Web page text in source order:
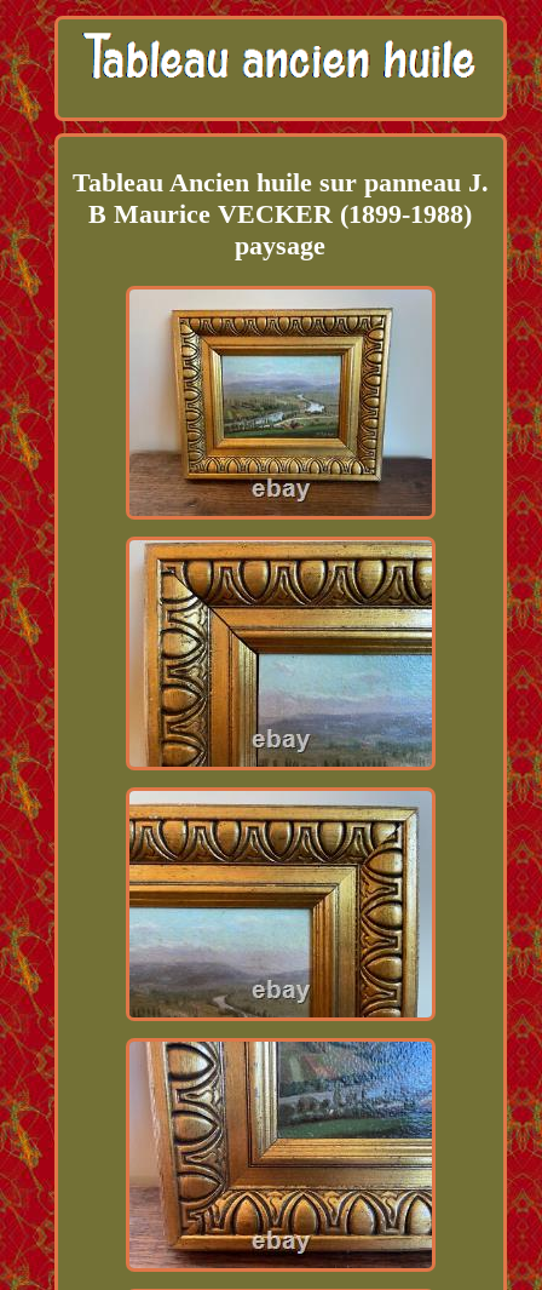
Tableau Ancien huile sur panneau J.
B Maurice VECKER (1899-1988)
paysage